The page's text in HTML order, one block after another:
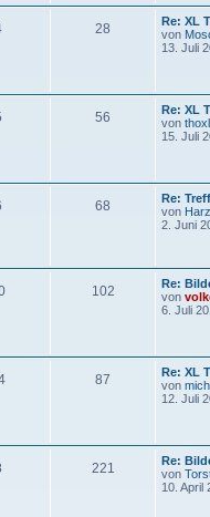
28
Re: XL
von
13. Juli
56
Re: XL
von thoxl
15. Juli
68
Re:
von
2. Juni
102
Re:
von
6. Juli
87
Re: XL
von
12. Juli
221
Re:
von
10. April